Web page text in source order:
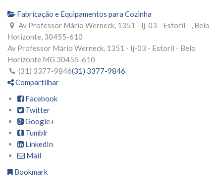
Fabricação e Equipamentos para Cozinha
Av Professor Mário Werneck, 1351 - lj-03 - Estoril - , Belo
Horizonte, 30455-610
Av Professor Mário Werneck, 1351 - lj-03 - Estoril - Belo
Horizonte MG 30455-610
(31) 3377-9846(31) 3377-9846
Compartilhar
Facebook
Twitter
Google+
Tumblr
LinkedIn
Mail
Bookmark